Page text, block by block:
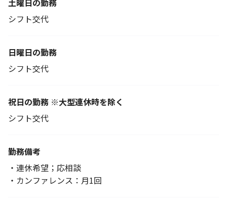
土曜日の勤務
シフト交代
日曜日の勤務
シフト交代
祝日の勤務 ※大型連休時を除く
シフト交代
勤務備考
・連休希望；応相談
・カンファレンス：月1回